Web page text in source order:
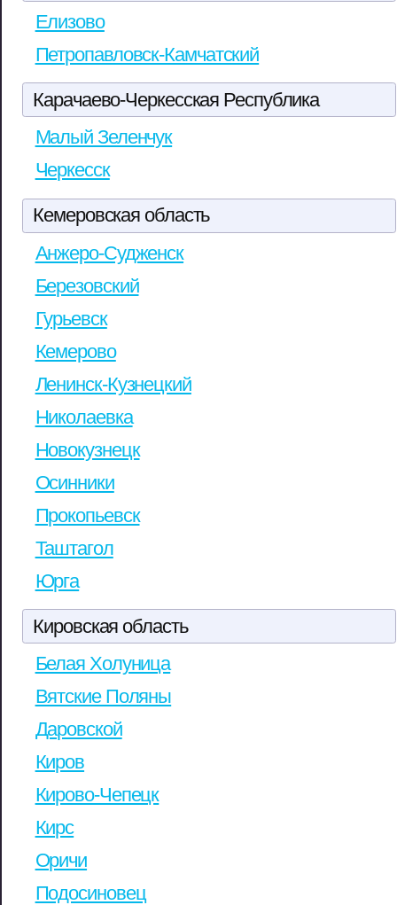
Елизово
Петропавловск-Камчатский
Карачаево-Черкесская Республика
Малый Зеленчук
Черкесск
Кемеровская область
Анжеро-Судженск
Березовский
Гурьевск
Кемерово
Ленинск-Кузнецкий
Николаевка
Новокузнецк
Осинники
Прокопьевск
Таштагол
Юрга
Кировская область
Белая Холуница
Вятские Поляны
Даровской
Киров
Кирово-Чепецк
Кирс
Оричи
Подосиновец